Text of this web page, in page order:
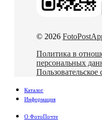
© 2026
Политика в
персональных
Пользовательское
Каталог
Информация
О ФотоПочте